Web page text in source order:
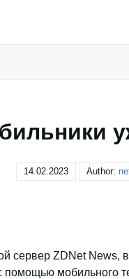
14.02.2023 Author:
сервер ZDNet
мобильного